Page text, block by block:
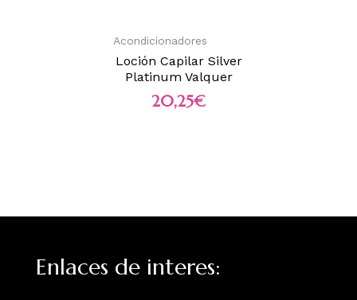
Acondicionadores
Loción Capilar Silver
Platinum Valquer
20,25€
Enlaces de interes: